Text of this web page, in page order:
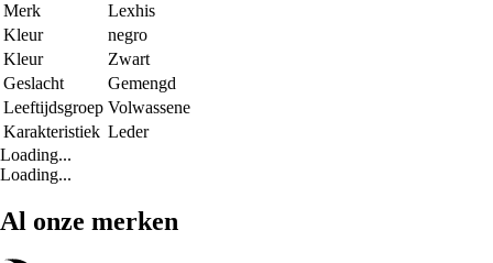
Merk
Lexhis
Kleur
negro
Kleur
Zwart
Geslacht
Gemengd
Leeftijdsgroep Volwassene
Karakteristiek Leder
Loading...
Loading...
Al onze merken